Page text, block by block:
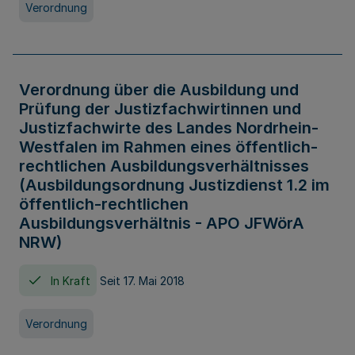
Verordnung
Verordnung über die Ausbildung und
Prüfung der Justizfachwirtinnen und
Justizfachwirte des Landes Nordrhein-
Westfalen im Rahmen eines öffentlich-
rechtlichen Ausbildungsverhältnisses
(Ausbildungsordnung Justizdienst 1.2 im
öffentlich-rechtlichen
Ausbildungsverhältnis - APO JFWörA
NRW)
In Kraft Seit 17. Mai 2018
Verordnung